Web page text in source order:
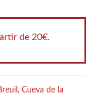
de 20€.
, Cueva de la